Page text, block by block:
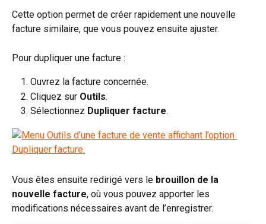
Cette option permet de créer rapidement une nouvelle
facture similaire, que vous pouvez ensuite ajuster.
Pour dupliquer une facture :
Ouvrez la facture concernée.
Cliquez sur Outils.
Sélectionnez Dupliquer facture.
Vous êtes ensuite redirigé vers le brouillon de la
nouvelle facture, où vous pouvez apporter les
modifications nécessaires avant de l’enregistrer.